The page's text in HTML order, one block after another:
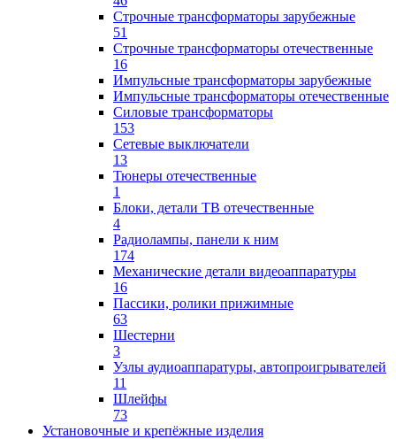
Строчные трансформаторы зарубежные
51
Строчные трансформаторы отечественные
16
Импульсные трансформаторы зарубежные
Импульсные трансформаторы отечественные
Силовые трансформаторы
153
Сетевые выключатели
13
Тюнеры отечественные
1
Блоки, детали ТВ отечественные
4
Радиолампы, панели к ним
174
Механические детали видеоаппаратуры
16
Пассики, ролики прижимные
63
Шестерни
3
Узлы аудиоаппаратуры, автопроигрывателей
11
Шлейфы
73
Установочные и крепёжные изделия